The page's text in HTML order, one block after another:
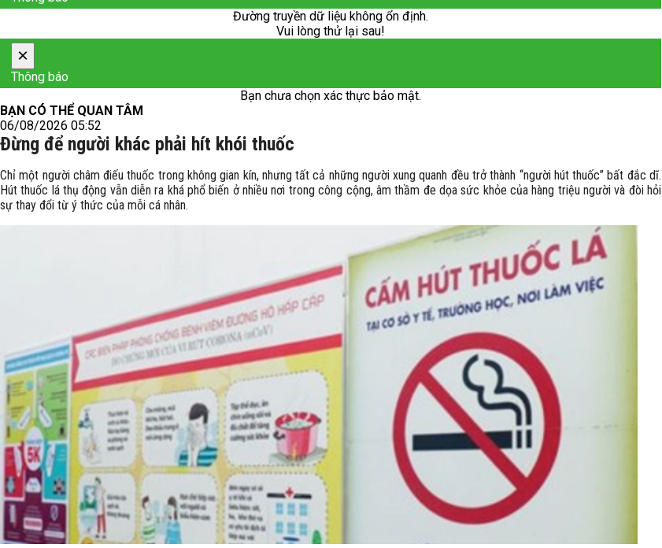
Đường truyền dữ liệu không ổn định.
Vui lòng thử lại sau!
×
Thông báo
Bạn chưa chọn xác thực bảo mật.
BẠN CÓ THỂ QUAN TÂM
06/08/2026 05:52
Đừng để người khác phải hít khói thuốc
Chỉ một người châm điếu thuốc trong không gian kín, nhưng tất cả những người xung quanh đều trở thành “người hút thuốc” bất đắc dĩ.
Hút thuốc lá thụ động vẫn diễn ra khá phổ biến ở nhiều nơi trong công cộng, âm thầm đe dọa sức khỏe của hàng triệu người và đòi hỏi
sự thay đổi từ ý thức của mỗi cá nhân.